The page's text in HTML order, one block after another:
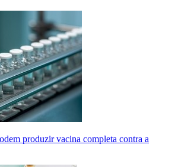
produzir vacina completa contra a